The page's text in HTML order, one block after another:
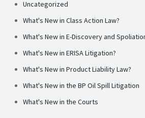
Uncategorized
What's New in Class Action Law?
What's New in E-Discovery and
What's New in ERISA Litigation?
What's New in Product Liability Law?
What's New in the BP Oil Spill Litigation
What's New in the Courts